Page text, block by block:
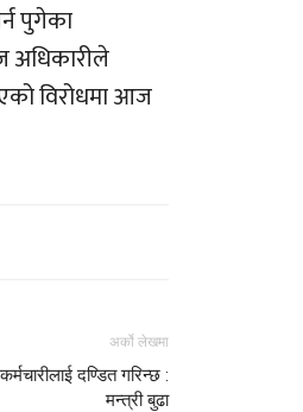
पुगेका
अधिकारीले
विरोधमा आज
अर्को लेखमा
दण्डित गरिन्छ :
मन्त्री बुढा